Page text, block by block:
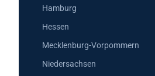
Hamburg
Hessen
Mecklenburg-Vorpommern
Niedersachsen